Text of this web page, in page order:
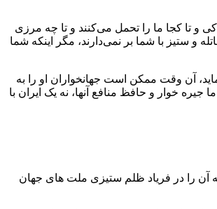
و تا کجا ما را تحمل می‌کنند و تا چه مرزی
و ستیز با شما بر نمی‌دارند، مگر اینکه شما
آن وقت ممکن است جهانخواران او را به
خوار و حافظ منافع آنها، نه یک ایران با
آن را در فریاد ظلم ستیزی ملت های جهان